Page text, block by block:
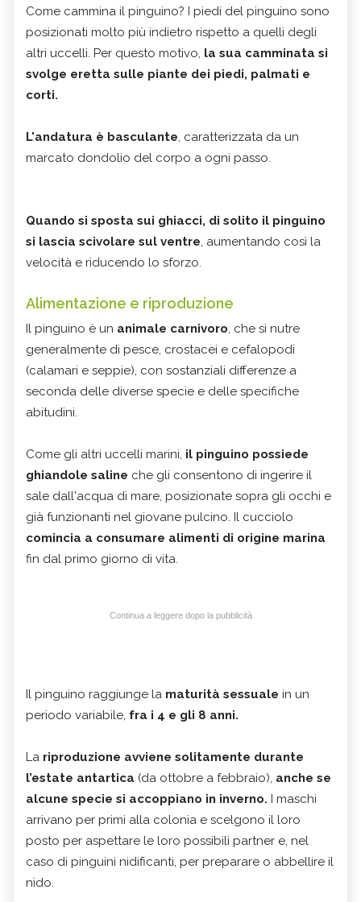
Come cammina il pinguino? I piedi del pinguino sono
posizionati molto più indietro rispetto a quelli degli
altri uccelli. Per questo motivo, la sua camminata si
svolge eretta sulle piante dei piedi, palmati e
corti.
L'andatura è basculante, caratterizzata da un
marcato dondolio del corpo a ogni passo.
Quando si sposta sui ghiacci, di solito il pinguino
si lascia scivolare sul ventre, aumentando così la
velocità e riducendo lo sforzo.
Alimentazione e riproduzione
Il pinguino è un animale carnivoro, che si nutre
generalmente di pesce, crostacei e cefalopodi
(calamari e seppie), con sostanziali differenze a
seconda delle diverse specie e delle specifiche
abitudini.
Come gli altri uccelli marini, il pinguino possiede
ghiandole saline che gli consentono di ingerire il
sale dall'acqua di mare, posizionate sopra gli occhi e
già funzionanti nel giovane pulcino. Il cucciolo
comincia a consumare alimenti di origine marina
fin dal primo giorno di vita.
Continua a leggere dopo la pubblicità
Il pinguino raggiunge la maturità sessuale in un
periodo variabile, fra i 4 e gli 8 anni.
La riproduzione avviene solitamente durante
l’estate antartica (da ottobre a febbraio), anche se
alcune specie si accoppiano in inverno. I maschi
arrivano per primi alla colonia e scelgono il loro
posto per aspettare le loro possibili partner e, nel
caso di pinguini nidificanti, per preparare o abbellire il
nido.